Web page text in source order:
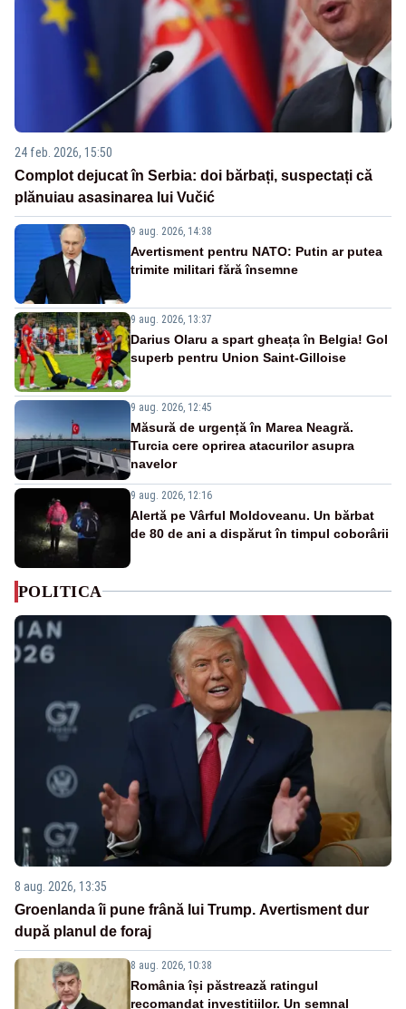
24 feb. 2026, 15:50
Complot dejucat în Serbia: doi bărbați, suspectați că
plănuiau asasinarea lui Vučić
9 aug. 2026, 14:38
Avertisment pentru NATO: Putin ar putea
trimite militari fără însemne
9 aug. 2026, 13:37
Darius Olaru a spart gheața în Belgia! Gol
superb pentru Union Saint-Gilloise
9 aug. 2026, 12:45
Măsură de urgență în Marea Neagră.
Turcia cere oprirea atacurilor asupra
navelor
9 aug. 2026, 12:16
Alertă pe Vârful Moldoveanu. Un bărbat
de 80 de ani a dispărut în timpul coborârii
POLITICA
8 aug. 2026, 13:35
Groenlanda îi pune frână lui Trump. Avertisment dur
după planul de foraj
8 aug. 2026, 10:38
România își păstrează ratingul
recomandat investițiilor. Un semnal